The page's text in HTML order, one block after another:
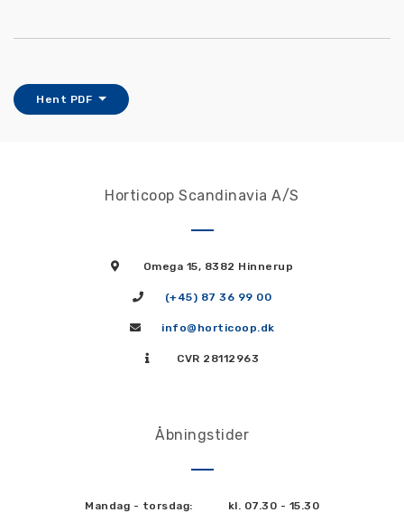
Hent PDF
Horticoop Scandinavia A/S
Omega 15, 8382 Hinnerup
(+45) 87 36 99 00
info@horticoop.dk
CVR 28112963
Åbningstider
Mandag - torsdag: kl. 07.30 - 15.30